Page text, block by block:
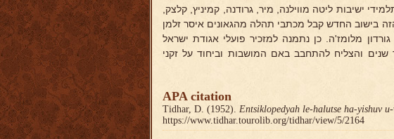
ישיבות ליטה מווילנה, מיר, גרודנה, קמיניץ, קלצק,
בישוב החדש קבל מכתבי תהלה מהגאונים איסר זלמן
מלומז'ה. כן נתמנה למזכיר פועלי אגודת ישראל
והצליח להתחבב באם המושבות וביחוד על זקני
APA citation
Tidhar, D. (1952). Entsiklopedyah le-halutse ha-yishuv
https://www.tidhar.tourolib.org/tidhar/view/5/2164